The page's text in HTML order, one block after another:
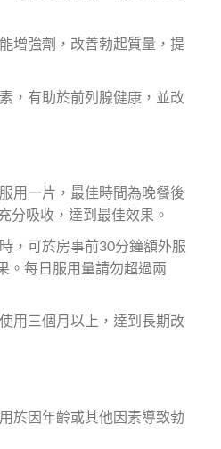
增強劑，改善勃起質量，提
，有助於前列腺健康，並改
用一片，最佳時間為晚餐後
分吸收，達到最佳效果。
，可於房事前30分鐘額外服
。每日服用量請勿超過兩
用三個月以上，達到長期改
於因年齡或其他因素導致勃